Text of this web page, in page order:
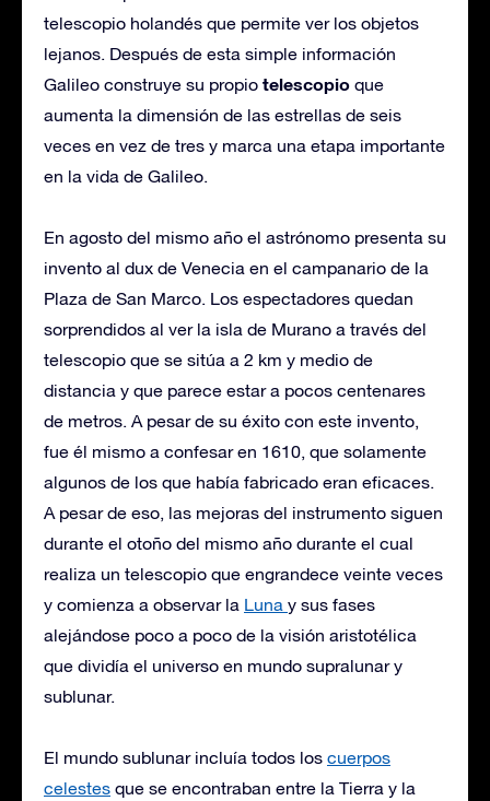
telescopio holandés que permite ver los objetos
lejanos. Después de esta simple información
Galileo construye su propio telescopio que
aumenta la dimensión de las estrellas de seis
veces en vez de tres y marca una etapa importante
en la vida de Galileo.
En agosto del mismo año el astrónomo presenta su
invento al dux de Venecia en el campanario de la
Plaza de San Marco. Los espectadores quedan
sorprendidos al ver la isla de Murano a través del
telescopio que se sitúa a 2 km y medio de
distancia y que parece estar a pocos centenares
de metros. A pesar de su éxito con este invento,
fue él mismo a confesar en 1610, que solamente
algunos de los que había fabricado eran eficaces.
A pesar de eso, las mejoras del instrumento siguen
durante el otoño del mismo año durante el cual
realiza un telescopio que engrandece veinte veces
y comienza a observar la Luna y sus fases
alejándose poco a poco de la visión aristotélica
que dividía el universo en mundo supralunar y
sublunar.
El mundo sublunar incluía todos los cuerpos
celestes que se encontraban entre la Tierra y la